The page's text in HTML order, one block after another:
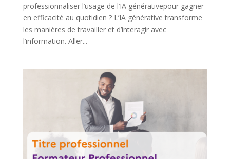
professionnaliser l’usage de l’IA générativepour gagner
en efficacité au quotidien ? L’IA générative transforme
les manières de travailler et d’interagir avec
l’information. Aller...